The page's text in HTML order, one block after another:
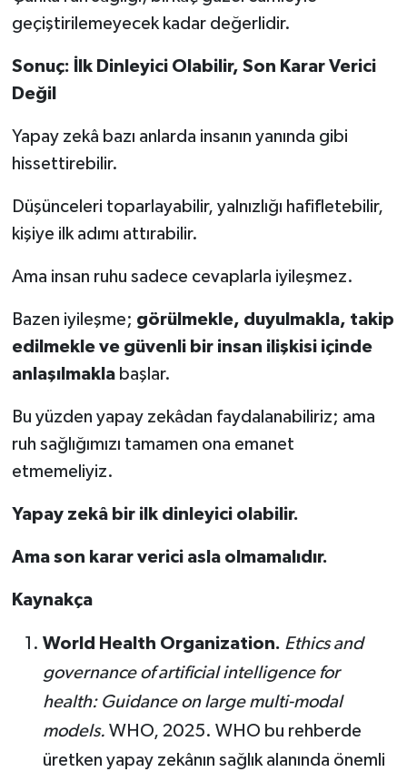
geçiştirilemeyecek kadar değerlidir.
Sonuç: İlk Dinleyici Olabilir, Son Karar Verici
Değil
Yapay zekâ bazı anlarda insanın yanında gibi
hissettirebilir.
Düşünceleri toparlayabilir, yalnızlığı hafifletebilir,
kişiye ilk adımı attırabilir.
Ama insan ruhu sadece cevaplarla iyileşmez.
Bazen iyileşme; görülmekle, duyulmakla, takip
edilmekle ve güvenli bir insan ilişkisi içinde
anlaşılmaklabaşlar.
Bu yüzden yapay zekâdan faydalanabiliriz; ama
ruh sağlığımızı tamamen ona emanet
etmemeliyiz.
Yapay zekâ bir ilk dinleyici olabilir.
Ama son karar verici asla olmamalıdır.
Kaynakça
World Health Organization. Ethics and
governance of artificial intelligence for
health: Guidance on large multi-modal
models. WHO, 2025. WHO bu rehberde
üretken yapay zekânın sağlık alanında önemli